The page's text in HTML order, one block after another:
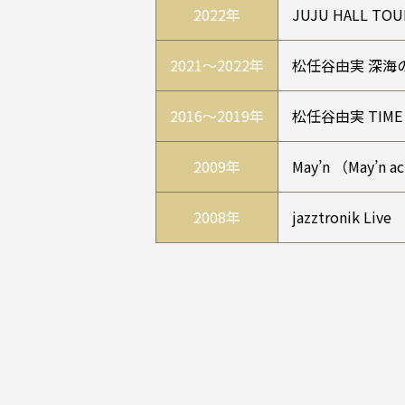
2022年 JUJU HALL
2021～2022年 松任谷由実 深海
2016～2019年 松任谷由実
2009年 May’n （May’n
2008年 jazztronik Live